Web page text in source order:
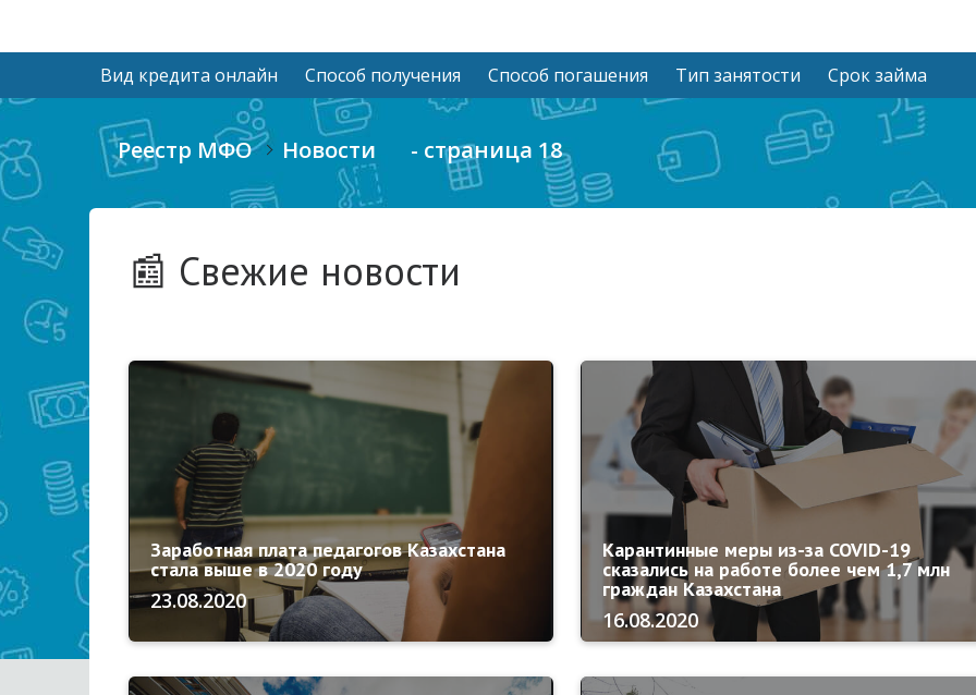
Вид кредита онлайн Способ получения Способ погашения Тип занятости Срок займа
Реестр МФО Новости - страница 18
📰 Свежие новости
Заработная плата педагогов Казахстана
стала выше в 2020 году
23.08.2020
Карантинные меры из-за COVID-19
сказались на работе более чем 1,7 млн
граждан Казахстана
16.08.2020